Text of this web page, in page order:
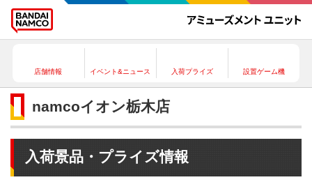
店舗情報 イベント&ニュース 入荷プライズ 設置ゲーム機
namcoイオン栃木店
入荷景品・プライズ情報